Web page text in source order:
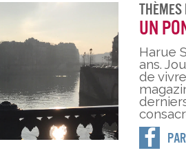
Un
Harue
ans.
de